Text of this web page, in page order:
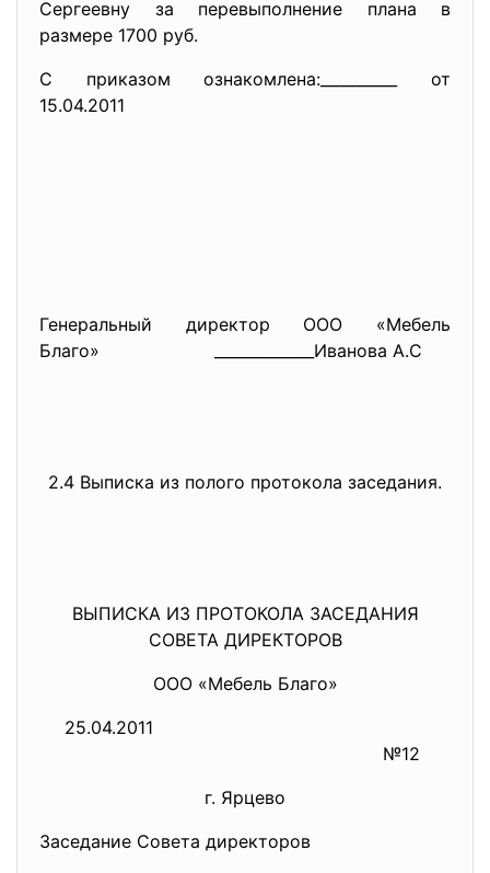
Сергеевну за перевыполнение плана в
размере 1700 руб.
С приказом ознакомлена:__________ от
15.04.2011
Генеральный директор ООО «Мебель
Благо» _____________Иванова А.С
2.4 Выписка из полого протокола заседания.
ВЫПИСКА ИЗ ПРОТОКОЛА ЗАСЕДАНИЯ
СОВЕТА ДИРЕКТОРОВ
ООО «Мебель Благо»
25.04.2011
№12
г. Ярцево
Заседание Совета директоров